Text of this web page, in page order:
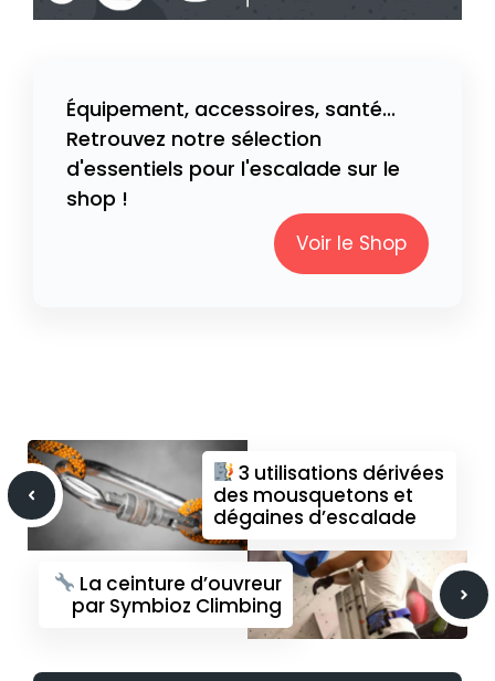
Équipement, accessoires, santé...
Retrouvez notre sélection
d'essentiels pour l'escalade sur le
shop !
Voir le Shop
3 utilisations dérivées
des mousquetons et
dégaines d’escalade
La ceinture d’ouvreur
par Symbioz Climbing